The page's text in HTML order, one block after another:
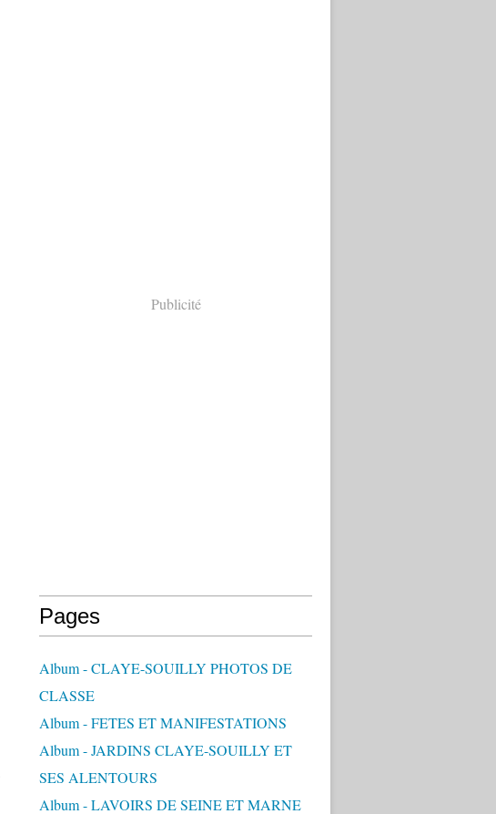
Publicité
Pages
Album - CLAYE-SOUILLY PHOTOS DE
CLASSE
Album - FETES ET MANIFESTATIONS
Album - JARDINS CLAYE-SOUILLY ET
SES ALENTOURS
Album - LAVOIRS DE SEINE ET MARNE